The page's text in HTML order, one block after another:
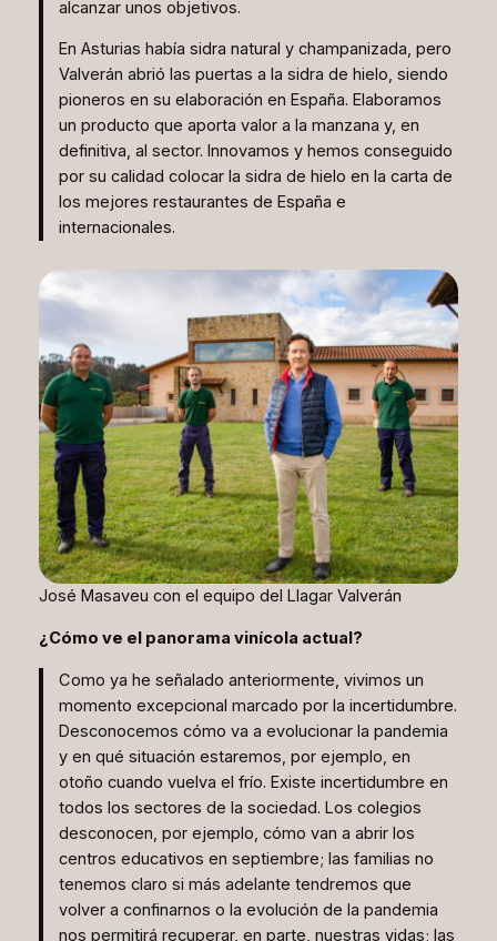
alcanzar unos objetivos.
En Asturias había sidra natural y champanizada, pero
Valverán abrió las puertas a la sidra de hielo, siendo
pioneros en su elaboración en España. Elaboramos
un producto que aporta valor a la manzana y, en
definitiva, al sector. Innovamos y hemos conseguido
por su calidad colocar la sidra de hielo en la carta de
los mejores restaurantes de España e
internacionales.
José Masaveu con el equipo del Llagar Valverán
¿Cómo ve el panorama vinícola actual?
Como ya he señalado anteriormente, vivimos un
momento excepcional marcado por la incertidumbre.
Desconocemos cómo va a evolucionar la pandemia
y en qué situación estaremos, por ejemplo, en
otoño cuando vuelva el frío. Existe incertidumbre en
todos los sectores de la sociedad. Los colegios
desconocen, por ejemplo, cómo van a abrir los
centros educativos en septiembre; las familias no
tenemos claro si más adelante tendremos que
volver a confinarnos o la evolución de la pandemia
nos permitirá recuperar, en parte, nuestras vidas; las